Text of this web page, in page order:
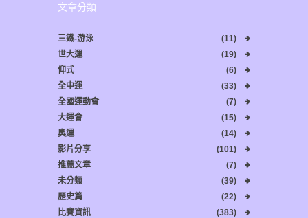
文章分類
三鐵-游泳
(11)
世大運
(19)
仰式
(6)
全中運
(33)
全國運動會
(7)
大運會
(15)
奧運
(14)
影片分享
(101)
推薦文章
(7)
未分類
(39)
歷史篇
(22)
比賽資訊
(383)